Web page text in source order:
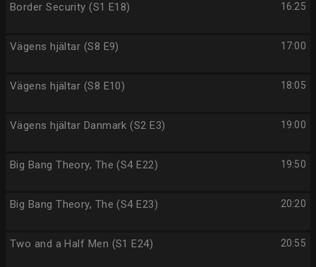
16:25
Border Security (S1 E18)
17:00
Vägens hjältar (S8 E9)
18:05
Vägens hjältar (S8 E10)
19:00
Vägens hjältar Danmark (S2 E3)
19:50
Big Bang Theory, The (S4 E22)
20:20
Big Bang Theory, The (S4 E23)
20:55
Two and a Half Men (S1 E24)